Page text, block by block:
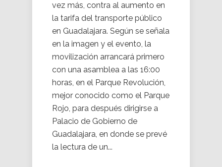
vez más, contra al aumento en
la tarifa del transporte público
en Guadalajara. Según se señala
en la imagen y el evento, la
movilización arrancará primero
con una asamblea a las 16:00
horas, en el Parque Revolución,
mejor conocido como el Parque
Rojo, para después dirigirse a
Palacio de Gobierno de
Guadalajara, en donde se prevé
la lectura de un...